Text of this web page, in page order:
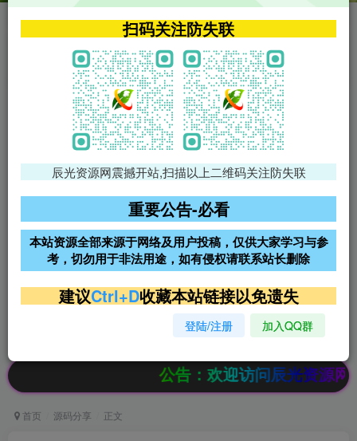
VIP特权介绍 APP源码
VIP特权介绍
火
VIP特权介绍
影视源码
影视源码
免费领支付宝红包
腾讯轻量4核4G3M服务器38元/
阿里云2核2G200M服务器68元/
年
雨云高防免备案服务器
超低价文字广告位招租 超低价文字广告位招租
超低价文字广告位招租
公告：欢迎访问辰光资源网，本站
首页 源码分享 正文
扫码关注防失联
辰光资源网震撼开站,扫描以上二维码关注防失联
重要公告-必看
本站资源全部来源于网络及用户投稿，仅供大家学习与参
考，切勿用于非法用途，如有侵权请联系站长删除
建议Ctrl+D收藏本站链接以免遗失
登陆/注册 加入QQ群